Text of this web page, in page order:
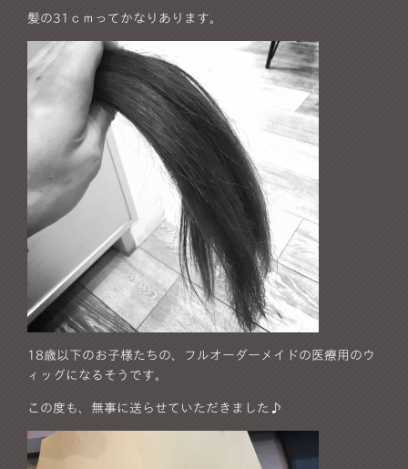
髪の31ｃｍってかなりあります。
18歳以下のお子様たちの、フルオーダーメイドの医療用のウ
ィッグになるそうです。
この度も、無事に送らせていただきました♪